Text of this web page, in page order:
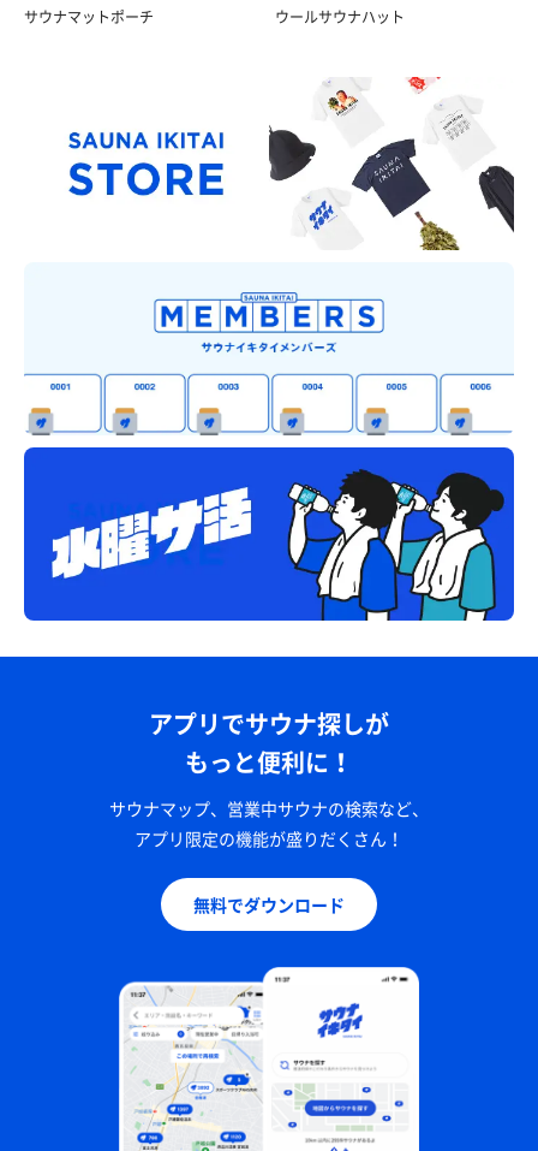
サウナマットポーチ ウールサウナハット
アプリでサウナ探しが
もっと便利に！
サウナマップ、営業中サウナの検索など、
アプリ限定の機能が盛りだくさん！
無料でダウンロード